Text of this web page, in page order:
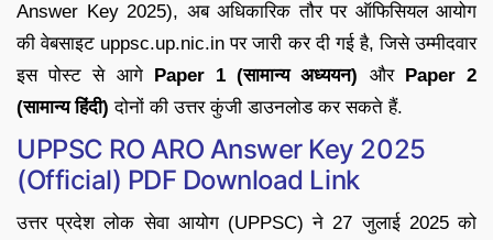
Answer Key 2025), अब अधिकारिक तौर पर ऑफिसियल आयोग
की वेबसाइट uppsc.up.nic.in पर जारी कर दी गई है, जिसे उम्मीदवार
इस पोस्ट से आगे Paper 1 (सामान्य अध्ययन) और Paper 2
(सामान्य हिंदी) दोनों की उत्तर कुंजी डाउनलोड कर सकते हैं.
UPPSC RO ARO Answer Key 2025
(Official) PDF Download Link
उत्तर प्रदेश लोक सेवा आयोग (UPPSC) ने 27 जुलाई 2025 को